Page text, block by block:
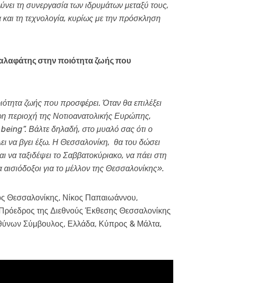
τη συνεργασία των ιδρυμάτων μεταξύ τους,
τη τεχνολογία, κυρίως με την πρόσκληση
στην ποιότητα ζωής που
ζωής που προσφέρει. Όταν θα επιλέξει
περιοχή της Νοτιοανατολικής Ευρώπης,
Βάλτε δηλαδή, στο μυαλό σας ότι ο
να βγει έξω. Η Θεσσαλονίκη, θα του δώσει
να ταξιδέψει το Σαββατοκύριακο, να πάει στη
για το μέλλον της Θεσσαλονίκης».
Θεσσαλονίκης, Νίκος Παπαιωάννου,
της Διεθνούς Έκθεσης Θεσσαλονίκης
Σύμβουλος, Ελλάδα, Κύπρος & Μάλτα,